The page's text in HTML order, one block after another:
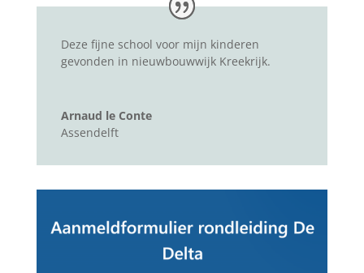
Deze fijne school voor mijn kinderen
gevonden in nieuwbouwwijk Kreekrijk.
Arnaud le Conte
Assendelft